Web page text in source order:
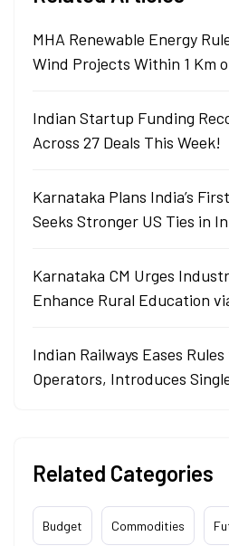
MHA Renewable Energy
Wind Projects Within 1 Km
Indian Startup Funding
Across 27 Deals This Week!
Karnataka Plans India’s
Seeks Stronger US Ties in
Karnataka CM Urges
Enhance Rural Education
Indian Railways Eases
Operators, Introduces
Related Categories
Budget Commodities